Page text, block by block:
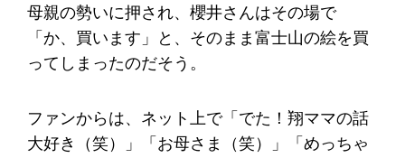
母親の勢いに押され、櫻井さんはその場で
「か、買います」と、そのまま富士山の絵を買
ってしまったのだそう。
ファンからは、ネット上で「でた！翔ママの話
大好き（笑）」「お母さま（笑）」「めっちゃ